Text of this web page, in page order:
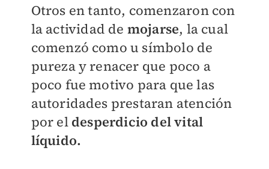
Otros en tanto, comenzaron con
la actividad de mojarse, la cual
comenzó como u símbolo de
pureza y renacer que poco a
poco fue motivo para que las
autoridades prestaran atención
por el desperdicio del vital
líquido.